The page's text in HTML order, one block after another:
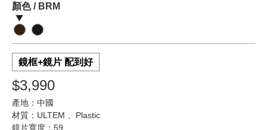
顏色 / BRM
鏡框+鏡片 配到好
$3,990
產地：中國
材質：ULTEM 、Plastic
鏡片寬度：59